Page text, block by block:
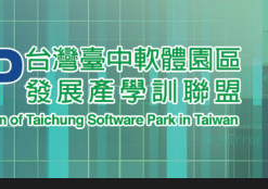
中軟體園區發展
of Taichung Software Park
Taiwan